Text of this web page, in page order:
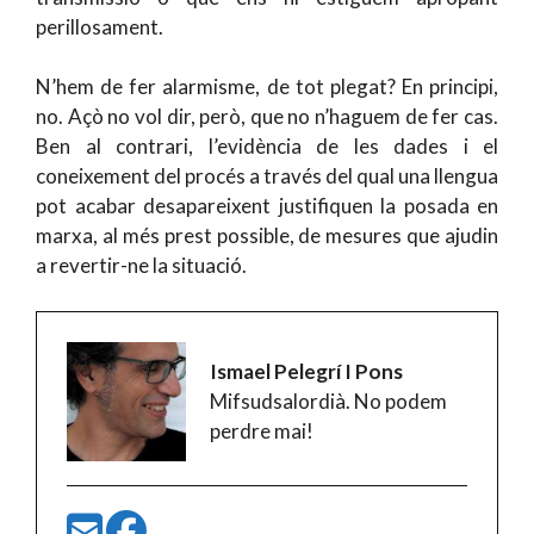
perillosament.
N’hem de fer alarmisme, de tot plegat? En principi,
no. Açò no vol dir, però, que no n’haguem de fer cas.
Ben al contrari, l’evidència de les dades i el
coneixement del procés a través del qual una llengua
pot acabar desapareixent justifiquen la posada en
marxa, al més prest possible, de mesures que ajudin
a revertir-ne la situació.
Ismael Pelegrí I Pons
Mifsudsalordià. No podem
perdre mai!